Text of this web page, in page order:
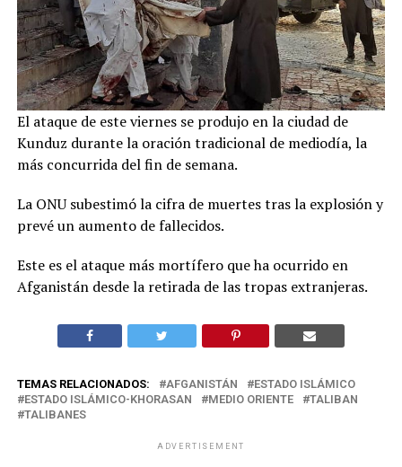
El ataque de este viernes se produjo en la ciudad de
Kunduz durante la oración tradicional de mediodía, la
más concurrida del fin de semana.
La ONU subestimó la cifra de muertes tras la explosión y
prevé un aumento de fallecidos.
Este es el ataque más mortífero que ha ocurrido en
Afganistán desde la retirada de las tropas extranjeras.
TEMAS RELACIONADOS: AFGANISTÁN
ESTADO ISLÁMICO
ESTADO ISLÁMICO-KHORASAN
MEDIO ORIENTE
TALIBAN
TALIBANES
ADVERTISEMENT